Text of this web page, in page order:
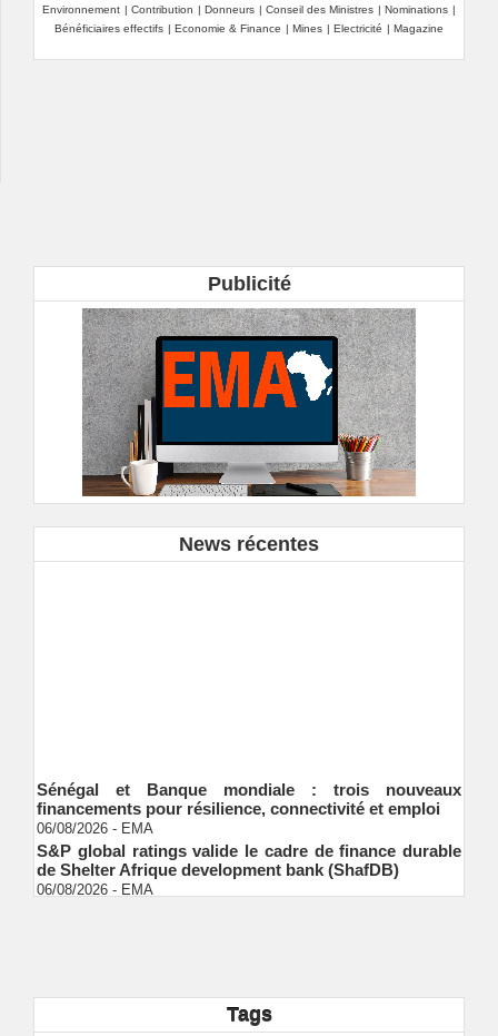
Environnement | Contribution | Donneurs | Conseil des Ministres | Nominations |
Bénéficiaires effectifs | Economie & Finance | Mines | Electricité | Magazine
Publicité
News récentes
Sénégal et Banque mondiale : trois nouveaux
financements pour résilience, connectivité et emploi
06/08/2026 EMA
S&P global ratings valide le cadre de finance durable
de Shelter Afrique development bank (ShafDB)
06/08/2026 EMA
transparence locale, impact national
Ndakhté M. GAYE
Tags